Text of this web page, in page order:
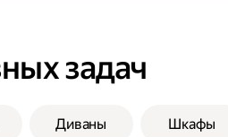
задач
Диваны Шкафы